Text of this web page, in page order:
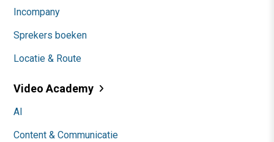
Incompany
Sprekers boeken
Locatie & Route
Video Academy
AI
Content & Communicatie